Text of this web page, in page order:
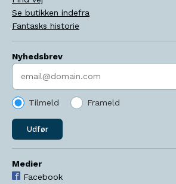
Se butikken indefra
Fantasks historie
Nyhedsbrev
Indtast søgeord
Tilmeld Frameld
Udfør
Medier
Facebook